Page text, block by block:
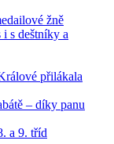
žně
i s deštníky a
přilákala
– díky panu
a 9. tříd